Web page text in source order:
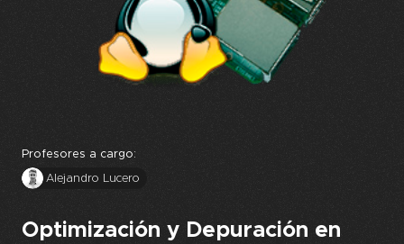
Profesores a cargo:
Alejandro Lucero
Optimización y Depuración en